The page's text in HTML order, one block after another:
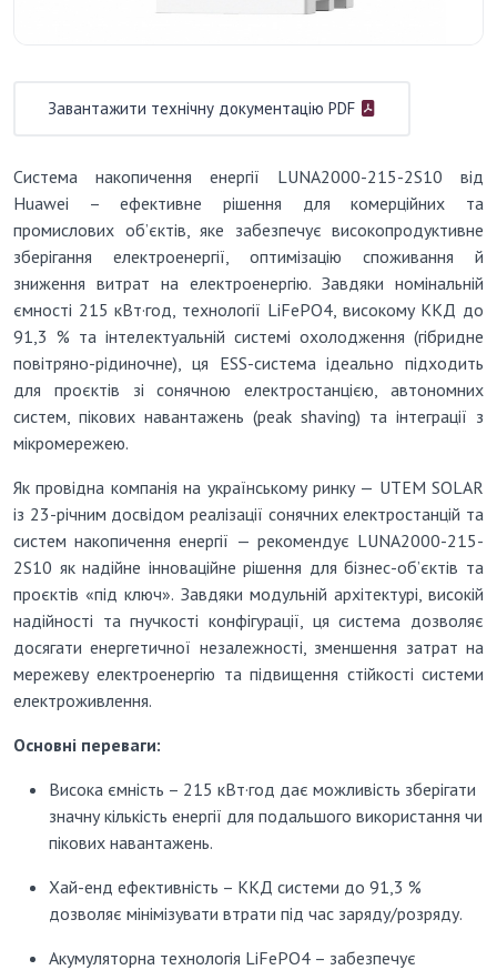
Завантажити технічну документацію PDF
Система накопичення енергії LUNA2000-215-2S10 від
Huawei – ефективне рішення для комерційних та
промислових об’єктів, яке забезпечує високопродуктивне
зберігання електроенергії, оптимізацію споживання й
зниження витрат на електроенергію. Завдяки номінальній
ємності 215 кВт·год, технології LiFePO4, високому ККД до
91,3 % та інтелектуальній системі охолодження (гібридне
повітряно-рідиночне), ця ESS-система ідеально підходить
для проєктів зі сонячною електростанцією, автономних
систем, пікових навантажень (peak shaving) та інтеграції з
мікромережею.
Як провідна компанія на українському ринку — UTEM SOLAR
із 23-річним досвідом реалізації сонячних електростанцій та
систем накопичення енергії — рекомендує LUNA2000-215-
2S10 як надійне інноваційне рішення для бізнес-об’єктів та
проєктів «під ключ». Завдяки модульній архітектурі, високій
надійності та гнучкості конфігурації, ця система дозволяє
досягати енергетичної незалежності, зменшення затрат на
мережеву електроенергію та підвищення стійкості системи
електроживлення.
Основні переваги:
Висока ємність – 215 кВт·год дає можливість зберігати
значну кількість енергії для подальшого використання чи
пікових навантажень.
Хай-енд ефективність – ККД системи до 91,3 %
дозволяє мінімізувати втрати під час заряду/розряду.
Акумуляторна технологія LiFePO4 – забезпечує